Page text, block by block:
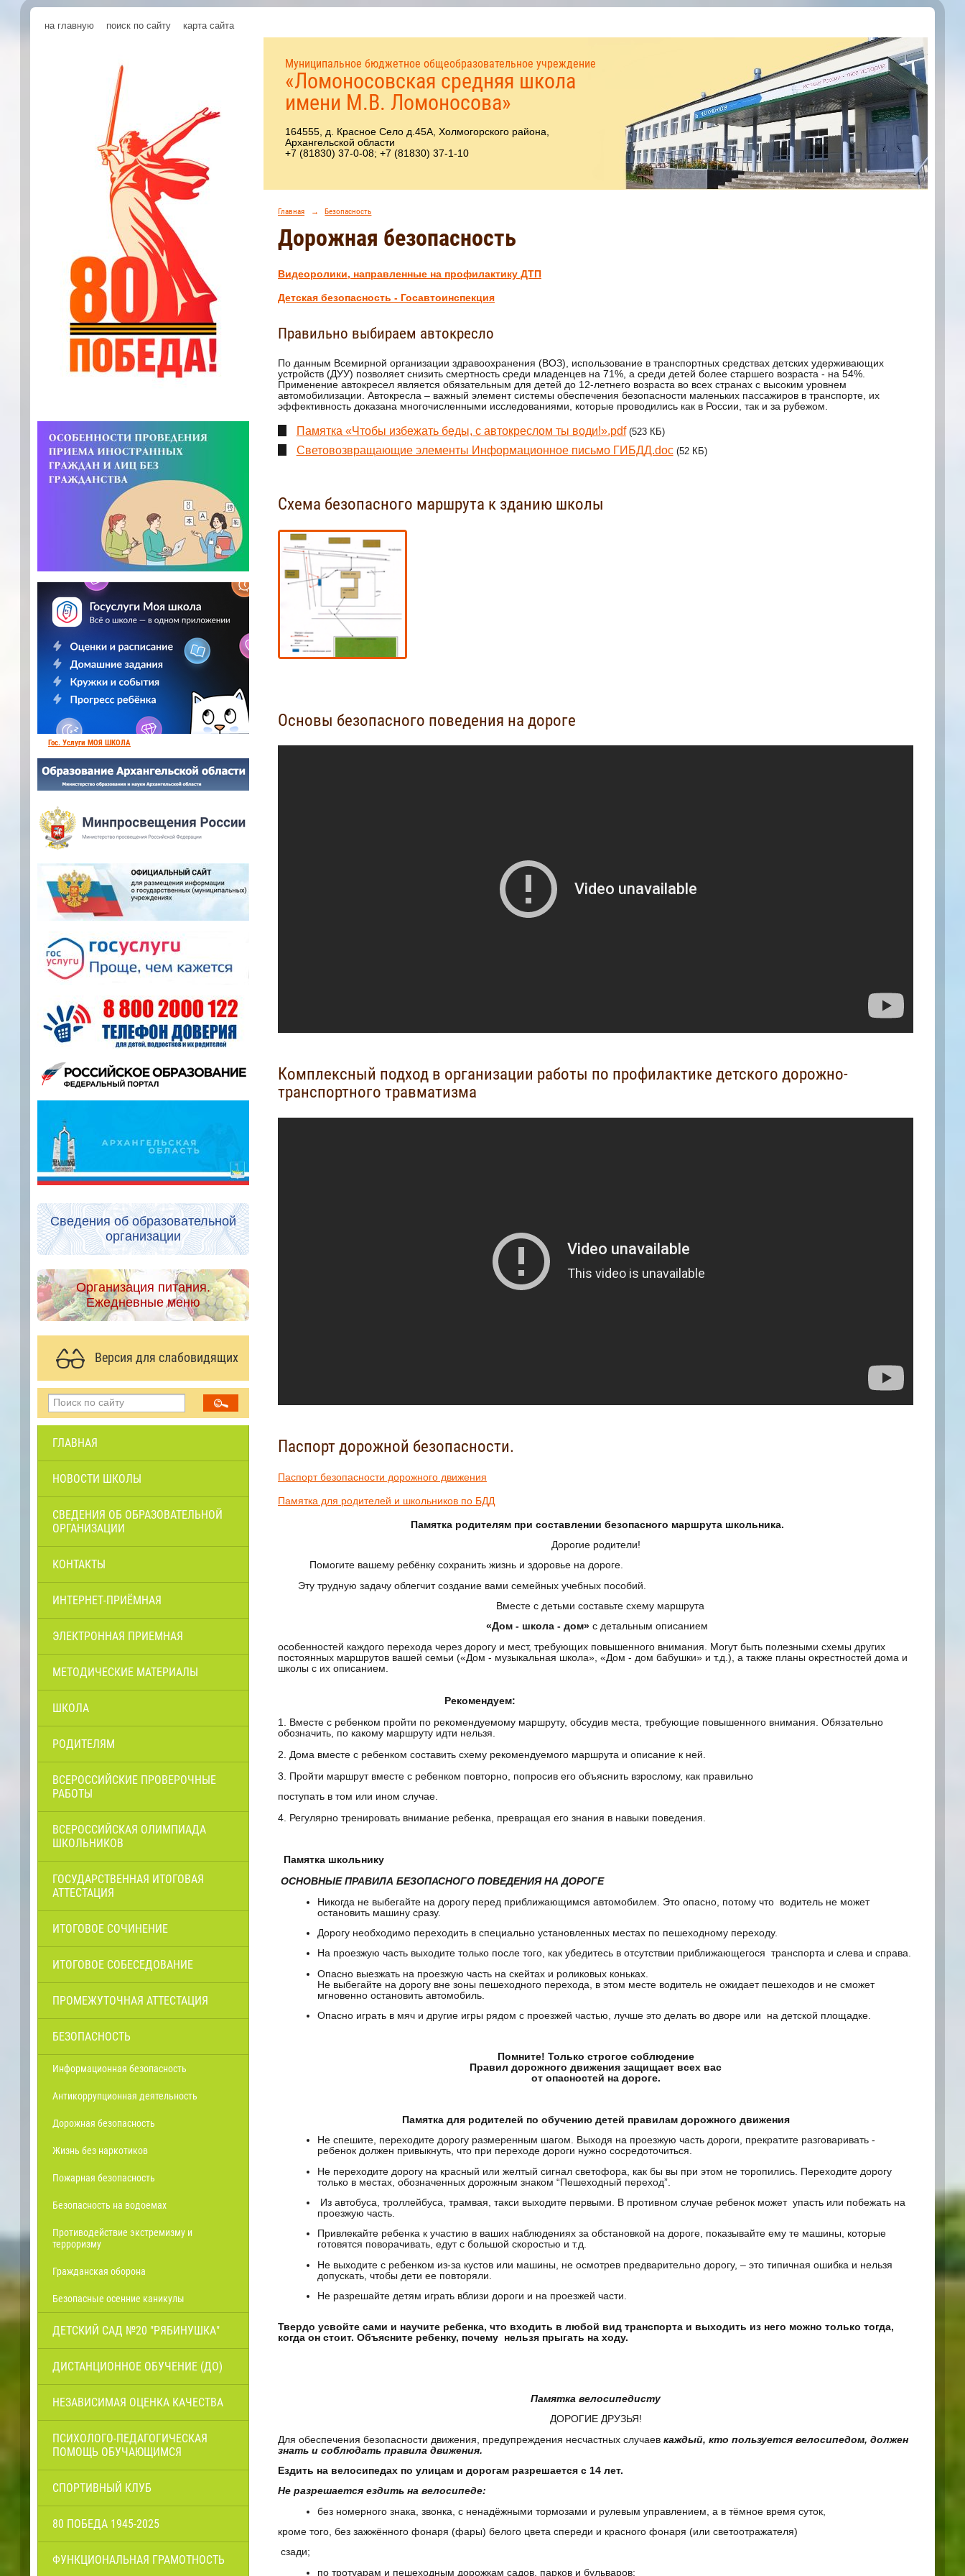
на главную поиск по сайту карта сайта
Гос. Услуги МОЯ ШКОЛА
Сведения об образовательной
организации
Организация питания.
Ежедневные меню
Версия для слабовидящих
ГЛАВНАЯ
НОВОСТИ ШКОЛЫ
СВЕДЕНИЯ ОБ ОБРАЗОВАТЕЛЬНОЙ
ОРГАНИЗАЦИИ
КОНТАКТЫ
ИНТЕРНЕТ-ПРИЁМНАЯ
ЭЛЕКТРОННАЯ ПРИЕМНАЯ
МЕТОДИЧЕСКИЕ МАТЕРИАЛЫ
ШКОЛА
РОДИТЕЛЯМ
ВСЕРОССИЙСКИЕ ПРОВЕРОЧНЫЕ
РАБОТЫ
ВСЕРОССИЙСКАЯ ОЛИМПИАДА
ШКОЛЬНИКОВ
ГОСУДАРСТВЕННАЯ ИТОГОВАЯ
АТТЕСТАЦИЯ
ИТОГОВОЕ СОЧИНЕНИЕ
ИТОГОВОЕ СОБЕСЕДОВАНИЕ
ПРОМЕЖУТОЧНАЯ АТТЕСТАЦИЯ
БЕЗОПАСНОСТЬ
Информационная безопасность
Антикоррупционная деятельность
Дорожная безопасность
Жизнь без наркотиков
Пожарная безопасность
Безопасность на водоемах
Противодействие экстремизму и
терроризму
Гражданская оборона
Безопасные осенние каникулы
ДЕТСКИЙ САД №20 "РЯБИНУШКА"
ДИСТАНЦИОННОЕ ОБУЧЕНИЕ (ДО)
НЕЗАВИСИМАЯ ОЦЕНКА КАЧЕСТВА
ПСИХОЛОГО-ПЕДАГОГИЧЕСКАЯ
ПОМОЩЬ ОБУЧАЮЩИМСЯ
СПОРТИВНЫЙ КЛУБ
80 ПОБЕДА 1945-2025
ФУНКЦИОНАЛЬНАЯ ГРАМОТНОСТЬ
Муниципальное бюджетное общеобразовательное учреждение
«Ломоносовская средняя школа
имени М.В. Ломоносова»
164555, д. Красное Село д.45А, Холмогорского района,
Архангельской области
+7 (81830) 37-0-08; +7 (81830) 37-1-10
Главная → Безопасность
Дорожная безопасность
Видеоролики, направленные на профилактику ДТП
Детская безопасность - Госавтоинспекция
Правильно выбираем автокресло
По данным Всемирной организации здравоохранения (ВОЗ), использование в транспортных средствах детских удерживающих
устройств (ДУУ) позволяет снизить смертность среди младенцев на 71%, а среди детей более старшего возраста - на 54%.
Применение автокресел является обязательным для детей до 12-летнего возраста во всех странах с высоким уровнем
автомобилизации. Автокресла – важный элемент системы обеспечения безопасности маленьких пассажиров в транспорте, их
эффективность доказана многочисленными исследованиями, которые проводились как в России, так и за рубежом.
Памятка «Чтобы избежать беды, с автокреслом ты води!».pdf (523 КБ)
Световозвращающие элементы Информационное письмо ГИБДД.doc (52 КБ)
Схема безопасного маршрута к зданию школы
Основы безопасного поведения на дороге
Комплексный подход в организации работы по профилактике детского дорожно-
транспортного травматизма
Паспорт дорожной безопасности.
Паспорт безопасности дорожного движения
Памятка для родителей и школьников по БДД
Памятка родителям при составлении безопасного маршрута школьника.
Дорогие родители!
Помогите вашему ребёнку сохранить жизнь и здоровье на дороге.
Эту трудную задачу облегчит создание вами семейных учебных пособий.
Вместе с детьми составьте схему маршрута
«Дом - школа - дом» с детальным описанием
особенностей каждого перехода через дорогу и мест, требующих повышенного внимания. Могут быть полезными схемы других
постоянных маршрутов вашей семьи («Дом - музыкальная школа», «Дом - дом бабушки» и т.д.), а также планы окрестностей дома и
школы с их описанием.
Рекомендуем:
1. Вместе с ребенком пройти по рекомендуемому маршруту, обсудив места, требующие повышенного внимания. Обязательно
обозначить, по какому маршруту идти нельзя.
2. Дома вместе с ребенком составить схему рекомендуемого маршрута и описание к ней.
3. Пройти маршрут вместе с ребенком повторно, попросив его объяснить взрослому, как правильно
поступать в том или ином случае.
4. Регулярно тренировать внимание ребенка, превращая его знания в навыки поведения.
Памятка школьнику
ОСНОВНЫЕ ПРАВИЛА БЕЗОПАСНОГО ПОВЕДЕНИЯ НА ДОРОГЕ
Никогда не выбегайте на дорогу перед приближающимся автомобилем. Это опасно, потому что водитель не может
остановить машину сразу.
Дорогу необходимо переходить в специально установленных местах по пешеходному переходу.
На проезжую часть выходите только после того, как убедитесь в отсутствии приближающегося транспорта и слева и справа.
Опасно выезжать на проезжую часть на скейтах и роликовых коньках.
Не выбегайте на дорогу вне зоны пешеходного перехода, в этом месте водитель не ожидает пешеходов и не сможет
мгновенно остановить автомобиль.
Опасно играть в мяч и другие игры рядом с проезжей частью, лучше это делать во дворе или на детской площадке.
Помните! Только строгое соблюдение
Правил дорожного движения защищает всех вас
от опасностей на дороге.
Памятка для родителей по обучению детей правилам дорожного движения
Не спешите, переходите дорогу размеренным шагом. Выходя на проезжую часть дороги, прекратите разговаривать -
ребенок должен привыкнуть, что при переходе дороги нужно сосредоточиться.
Не переходите дорогу на красный или желтый сигнал светофора, как бы вы при этом не торопились. Переходите дорогу
только в местах, обозначенных дорожным знаком “Пешеходный переход”.
Из автобуса, троллейбуса, трамвая, такси выходите первыми. В противном случае ребенок может упасть или побежать на
проезжую часть.
Привлекайте ребенка к участию в ваших наблюдениях за обстановкой на дороге, показывайте ему те машины, которые
готовятся поворачивать, едут с большой скоростью и т.д.
Не выходите с ребенком из-за кустов или машины, не осмотрев предварительно дорогу, – это типичная ошибка и нельзя
допускать, чтобы дети ее повторяли.
Не разрешайте детям играть вблизи дороги и на проезжей части.
Твердо усвойте сами и научите ребенка, что входить в любой вид транспорта и выходить из него можно только тогда,
когда он стоит. Объясните ребенку, почему нельзя прыгать на ходу.
Памятка велосипедисту
ДОРОГИЕ ДРУЗЬЯ!
Для обеспечения безопасности движения, предупреждения несчастных случаев каждый, кто пользуется велосипедом, должен
знать и соблюдать правила движения.
Ездить на велосипедах по улицам и дорогам разрешается с 14 лет.
Не разрешается ездить на велосипеде:
без номерного знака, звонка, с ненадёжными тормозами и рулевым управлением, а в тёмное время суток,
кроме того, без зажжённого фонаря (фары) белого цвета спереди и красного фонаря (или светоотражателя)
сзади;
по тротуарам и пешеходным дорожкам садов, парков и бульваров;